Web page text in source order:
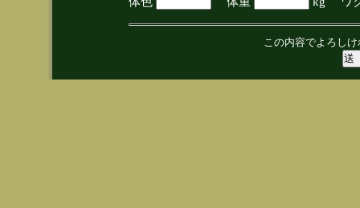
この内容でよろし